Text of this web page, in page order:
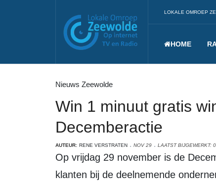
LOKALE OMROEP
HOME
Nieuws Zeewolde
Win 1 minuut gratis
Decemberactie
AUTEUR: RENE VERSTRATEN NOV 29 LAATST BIJGEWERKT:
Op vrijdag 29 november is de
klanten bij de deelnemende